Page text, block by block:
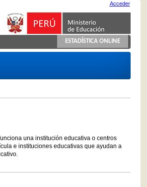
Acceder
ESTADÍSTICA ONLINE
una institución educativa o centros
e instituciones educativas que ayudan a